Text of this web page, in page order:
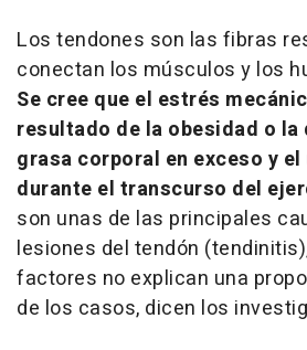
Los tendones son las fibras
conectan los músculos y los
Se cree que el estrés
resultado de la obesidad o
grasa corporal en exceso y
durante el transcurso del
son unas de las principales
lesiones del tendón
factores no explican una
de los casos, dicen los